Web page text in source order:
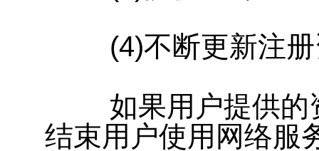
(4)不断更新注册
如果用户提供的资
结束用户使用网络服